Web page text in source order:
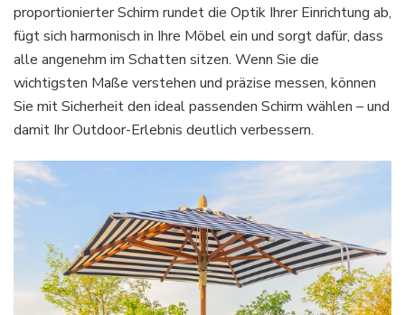
proportionierter Schirm rundet die Optik Ihrer Einrichtung ab,
fügt sich harmonisch in Ihre Möbel ein und sorgt dafür, dass
alle angenehm im Schatten sitzen. Wenn Sie die
wichtigsten Maße verstehen und präzise messen, können
Sie mit Sicherheit den ideal passenden Schirm wählen – und
damit Ihr Outdoor-Erlebnis deutlich verbessern.